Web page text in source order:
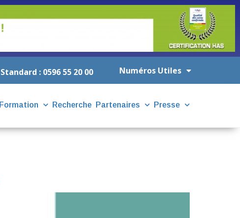
Standard : 0596 55 20 00 Numéros Utiles
Formation Recherche Partenaires Presse